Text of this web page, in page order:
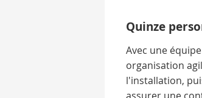
Quinze
Avec une
organisation
l'installation,